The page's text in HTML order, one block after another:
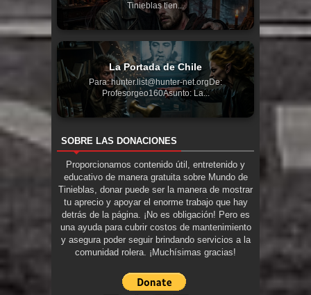
Tinieblas tien...
La Portada de Chile
Para: hunter.list@hunter-net.orgDe:
Profesorgeo160Asunto: La...
SOBRE LAS DONACIONES
Proporcionamos contenido útil, entretenido y
educativo de manera gratuita sobre Mundo de
Tinieblas, donar puede ser la manera de mostrar
tu aprecio y apoyar el enorme trabajo que hay
detrás de la página. ¡No es obligación! Pero es
una ayuda para cubrir costos de mantenimiento
y asegura poder seguir brindando servicios a la
comunidad rolera. ¡Muchísimas gracias!